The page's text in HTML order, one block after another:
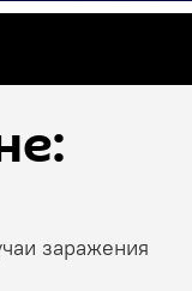
заражения